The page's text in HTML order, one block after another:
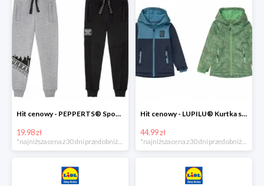
Hit cenowy - PEPPERTS® Spodnie dresowe chłopięce, 1 para
19.98 zł
Hit cenowy - LUPILU® Kurtka softshell chłopięca, 1 sztuka
44.99 zł